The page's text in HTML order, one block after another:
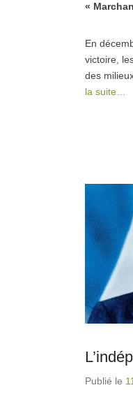
«
En
victoire,
des
la suite…
Publié le